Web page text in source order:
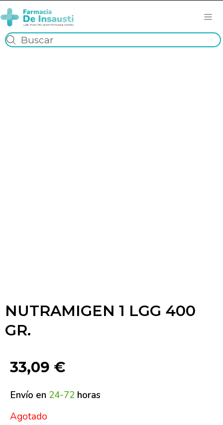
NUTRAMIGEN 1 LGG 400
GR.
33,09 €
Envío en 24-72 horas
Agotado